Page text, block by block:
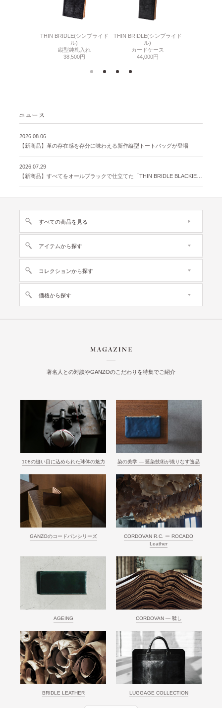
THIN BRIDLE(シンブライド
ル)
縦型純札入れ
38,500円
THIN BRIDLE(シンブライド
ル)
カードケース
44,000円
2026.08.06
【新商品】革の存在感を存分に味わえる新作縦型トートバッグが登場
2026.07.29
すべての商品を見る
アイテムから探す
コレクションから探す
価格から探す
著名人との対談やGANZOのこだわりを特集でご紹介
108の縫い目に込められた球体の魅力 染の美学 ― 藍染技術が織りなす逸品
GANZOのコードバンシリーズ
CORDOVAN R.C. ー ROCADO
Leather
AGEING CORDOVAN ― 鞣し
BRIDLE LEATHER LUGGAGE COLLECTION